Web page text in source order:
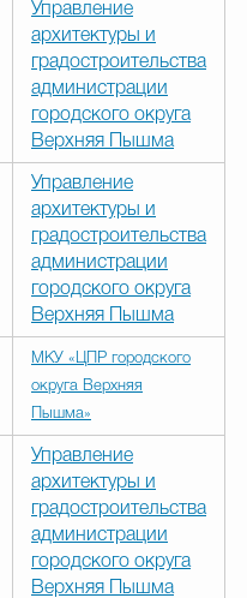
Управление
архитектуры и
градостроительства
администрации
городского округа
Верхняя Пышма
Управление
архитектуры и
градостроительства
администрации
городского округа
Верхняя Пышма
МКУ «ЦПР городского
округа Верхняя
Пышма»
Управление
архитектуры и
градостроительства
администрации
городского округа
Верхняя Пышма